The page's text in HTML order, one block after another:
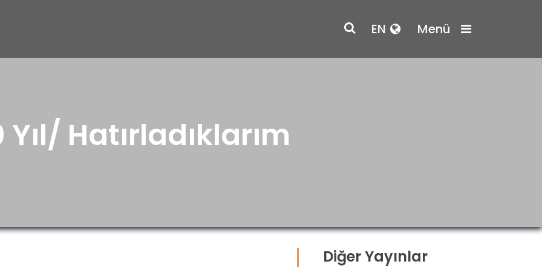
EN Menü
Hatırladıklarım
Diğer Yayınlar